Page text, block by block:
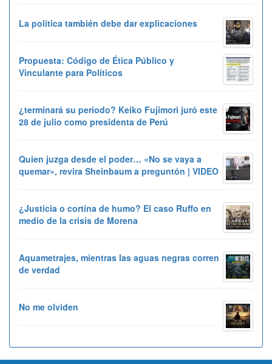
La política también debe dar explicaciones
Propuesta: Código de Ética Público y
Vinculante para Políticos
¿terminará su periodo? Keiko Fujimori juró este
28 de julio como presidenta de Perú
Quien juzga desde el poder… «No se vaya a
quemar», revira Sheinbaum a preguntón | VIDEO
¿Justicia o cortina de humo? El caso Ruffo en
medio de la crisis de Morena
Aquametrajes, mientras las aguas negras corren
de verdad
No me olviden